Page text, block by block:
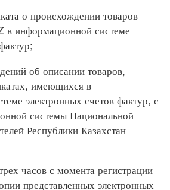
о происхождении товаров
информационной системе
об описании товаров,
имеющихся в
электронных счетов фактур, с
системы Национальной
Республики Казахстан
часов с момента регистрации
представленных электронных